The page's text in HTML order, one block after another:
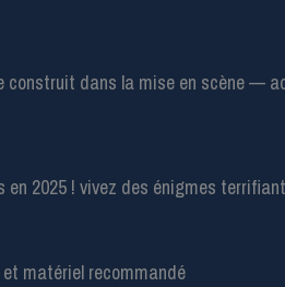
construit dans la mise en scène —
matériel recommandé